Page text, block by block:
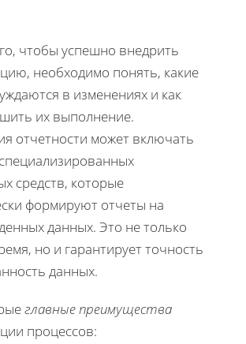
чтобы успешно внедрить
необходимо понять, какие
в изменениях и как
их выполнение.
отчетности может включать
средств, которые
формируют отчеты на
данных. Это не только
но и гарантирует точность
данных.
главные преимущества
процессов: